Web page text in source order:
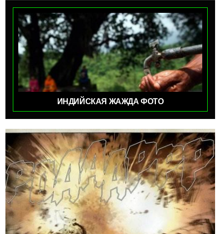
ИНДИЙСКАЯ ЖАЖДА ФОТО